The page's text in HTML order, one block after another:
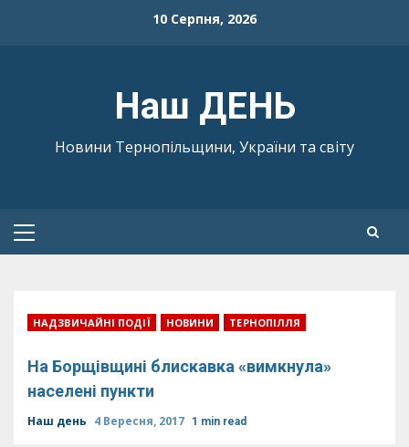
10 Серпня, 2026
Наш ДЕНЬ
Новини Тернопільщини, України та світу
Primary
НАДЗВИЧАЙНІ ПОДІЇ НОВИНИ ТЕРНОПІЛЛЯ
На Борщівщині блискавка «вимкнула»
населені пункти
Наш день 4 Вересня, 2017 1 min read